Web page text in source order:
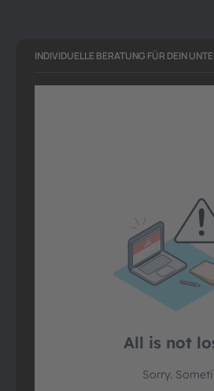
INDIVIDUELLE BERATUNG FÜR DEIN